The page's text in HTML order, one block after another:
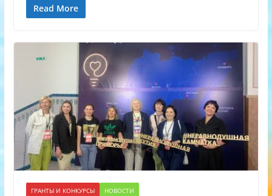
Read More
ГРАНТЫ И КОНКУРСЫ НОВОСТИ